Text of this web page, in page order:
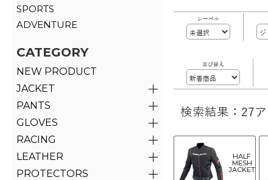
SPORTS
ADVENTURE
CATEGORY
NEW PRODUCT
JACKET
PANTS
GLOVES
RACING
LEATHER
PROTECTORS
レーベル
並び替え
検索結果：27
HALF
MESH
JACKET